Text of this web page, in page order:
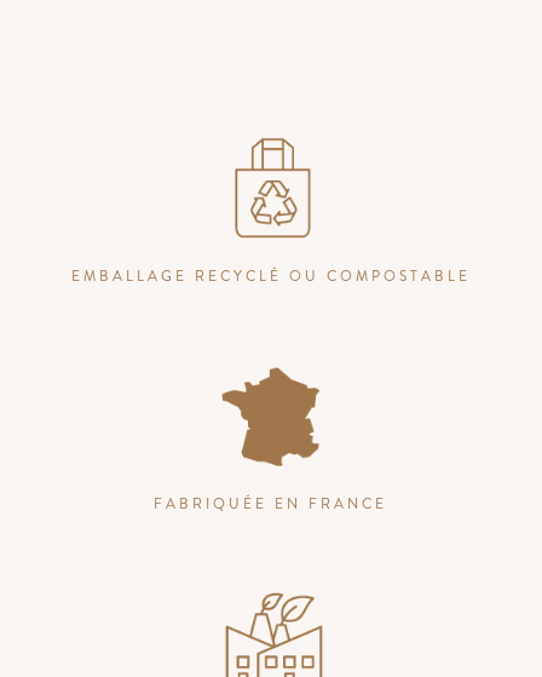
EMBALLAGE RECYCLÉ OU COMPOSTABLE
FABRIQUÉE EN FRANCE